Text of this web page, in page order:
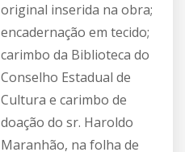
original inserida na obra;
encadernação em tecido;
carimbo da Biblioteca do
Conselho Estadual de
Cultura e carimbo de
doação do sr. Haroldo
Maranhão, na folha de